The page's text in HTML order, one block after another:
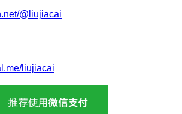
@liujiacai
liujiacai